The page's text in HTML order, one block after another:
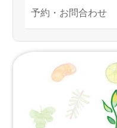
予約・お問合わせ